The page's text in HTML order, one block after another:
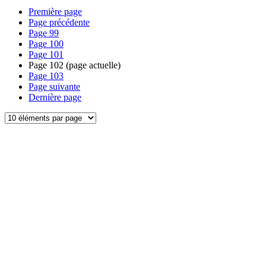
Première page
Page précédente
Page 99
Page 100
Page 101
Page 102 (page actuelle)
Page 103
Page suivante
Dernière page